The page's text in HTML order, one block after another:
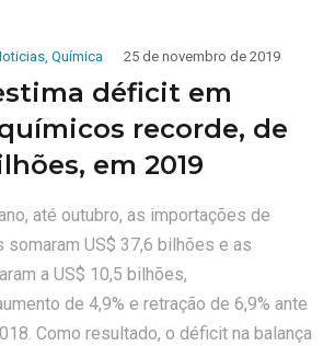
, Química 25 de novembro de 2019
déficit em
recorde, de
em 2019
até outubro, as importações de
US$ 37,6 bilhões e as
a US$ 10,5 bilhões,
de 4,9% e retração de 6,9% ante
Como resultado, o déficit na balança